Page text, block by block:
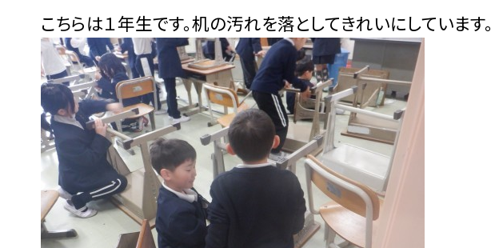
こちらは１年生です。机の汚れを落としてきれいにしています。